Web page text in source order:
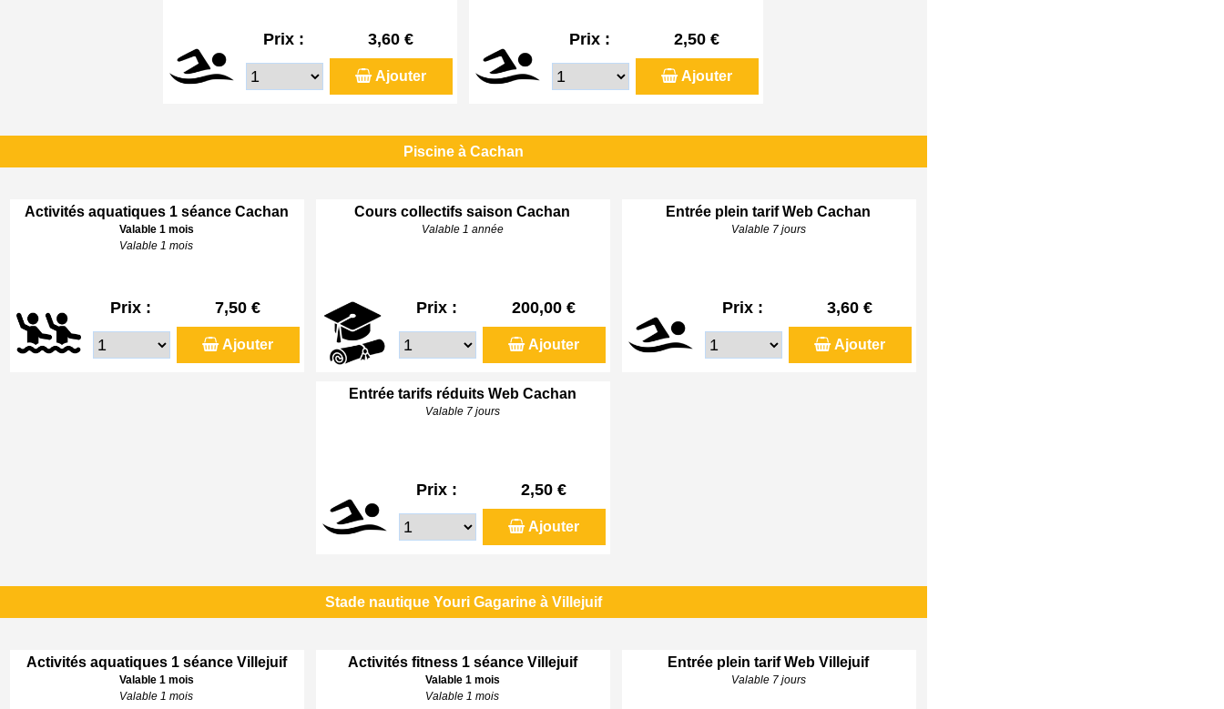
Prix : 3,60 €
Ajouter
Prix : 2,50 €
Ajouter
Piscine à Cachan
Activités aquatiques 1 séance Cachan
Valable 1 mois
Valable 1 mois
Prix : 7,50 €
Ajouter
Cours collectifs saison Cachan
Valable 1 année
Prix : 200,00 €
Ajouter
Entrée plein tarif Web Cachan
Valable 7 jours
Prix : 3,60 €
Ajouter
Entrée tarifs réduits Web Cachan
Valable 7 jours
Prix : 2,50 €
Ajouter
Stade nautique Youri Gagarine à Villejuif
Activités aquatiques 1 séance Villejuif
Valable 1 mois
Valable 1 mois
Activités fitness 1 séance Villejuif
Valable 1 mois
Valable 1 mois
Entrée plein tarif Web Villejuif
Valable 7 jours